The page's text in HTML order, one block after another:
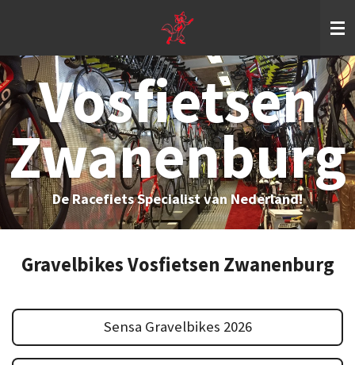
de
hoofdinhoud
Vosfietsen
Zwanenburg
De Racefiets Specialist van Nederland!
Gravelbikes Vosfietsen Zwanenburg
Sensa Gravelbikes 2026